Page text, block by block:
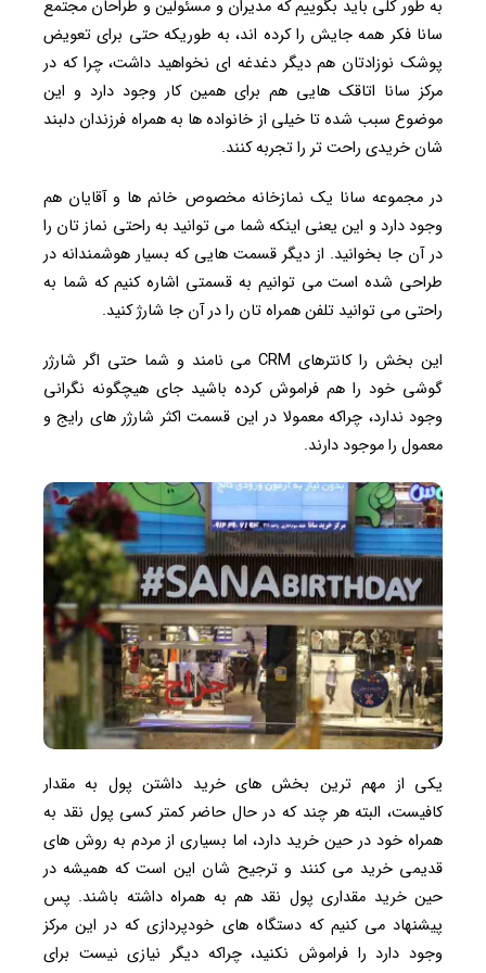
به طور کلی باید بگوییم که مدیران و مسئولین و طراحان مجتمع
سانا فکر همه جایش را کرده اند، به طوریکه حتی برای تعویض
پوشک نوزادتان هم دیگر دغدغه ای نخواهید داشت، چرا که در
مرکز سانا اتاقک هایی هم برای همین کار وجود دارد و این
موضوع سبب شده تا خیلی از خانواده ها به همراه فرزندان دلبند
شان خریدی راحت تر را تجربه کنند.
در مجموعه سانا یک نمازخانه مخصوص خانم ها و آقایان هم
وجود دارد و این یعنی اینکه شما می توانید به راحتی نماز تان را
در آن جا بخوانید. از دیگر قسمت هایی که بسیار هوشمندانه در
طراحی شده است می توانیم به قسمتی اشاره کنیم که شما به
راحتی می توانید تلفن همراه تان را در آن جا شارژ کنید.
این بخش را کانترهای CRM می نامند و شما حتی اگر شارژر
گوشی خود را هم فراموش کرده باشید جای هیچگونه نگرانی
وجود ندارد، چراکه معمولا در این قسمت اکثر شارژر های رایج و
معمول را موجود دارند.
یکی از مهم ترین بخش های خرید داشتن پول به مقدار
کافیست، البته هر چند که در حال حاضر کمتر کسی پول نقد به
همراه خود در حین خرید دارد، اما بسیاری از مردم به روش های
قدیمی خرید می کنند و ترجیح شان این است که همیشه در
حین خرید مقداری پول نقد هم به همراه داشته باشند. پس
پیشنهاد می کنیم که دستگاه های خودپردازی که در این مرکز
وجود دارد را فراموش نکنید، چراکه دیگر نیازی نیست برای